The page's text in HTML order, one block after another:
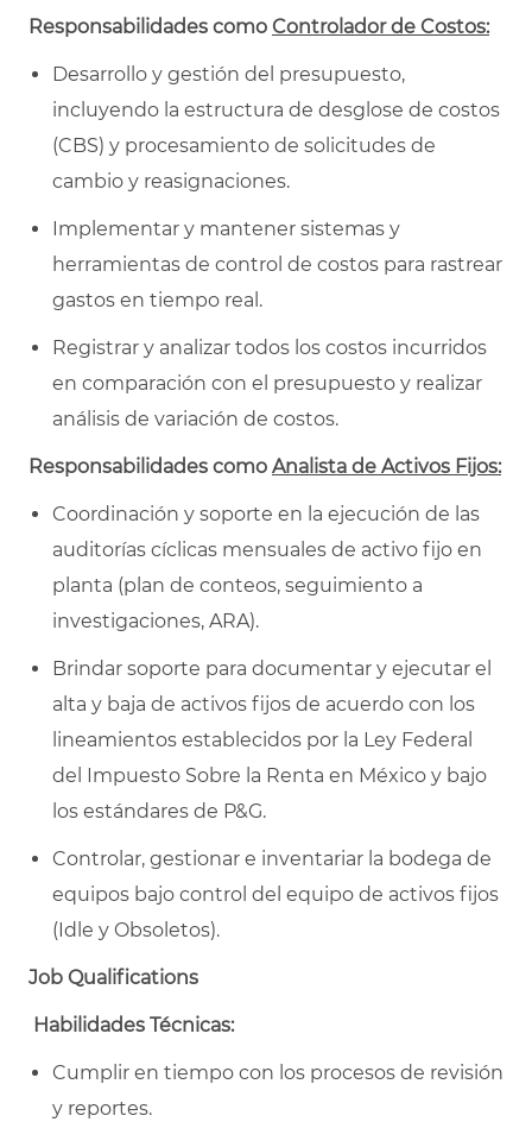
Responsabilidades como Controlador de Costos:
Desarrollo y gestión del presupuesto,
incluyendo la estructura de desglose de costos
(CBS) y procesamiento de solicitudes de
cambio y reasignaciones.
Implementar y mantener sistemas y
herramientas de control de costos para rastrear
gastos en tiempo real.
Registrar y analizar todos los costos incurridos
en comparación con el presupuesto y realizar
análisis de variación de costos.
Responsabilidades como Analista de Activos Fijos:
Coordinación y soporte en la ejecución de las
auditorías cíclicas mensuales de activo fijo en
planta (plan de conteos, seguimiento a
investigaciones, ARA).
Brindar soporte para documentar y ejecutar el
alta y baja de activos fijos de acuerdo con los
lineamientos establecidos por la Ley Federal
del Impuesto Sobre la Renta en México y bajo
los estándares de P&G.
Controlar, gestionar e inventariar la bodega de
equipos bajo control del equipo de activos fijos
(Idle y Obsoletos).
Job Qualifications
Habilidades Técnicas:
Cumplir en tiempo con los procesos de revisión
y reportes.